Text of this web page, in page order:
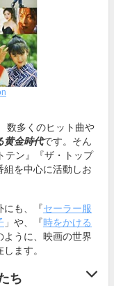
数多くのヒット曲や
黄金時代です。そん
テン』『ザ・トップ
組を中心に活動しお
にも、『セーラー服
」や、『時をかける
ように、映画の世界
ます。
ち